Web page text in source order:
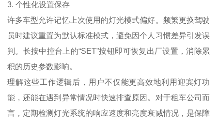
3. 个性化设置保存
许多车型允许记忆上次使用的灯光模式偏好。频繁更换驾驶
员时建议重置为默认标准模式，避免因个人习惯差异引发误
判。长按中控台上的“SET”按钮即可恢复出厂设置，消除累
积的历史参数影响。
理解这些工作逻辑后，用户不仅能更高效地利用迎宾灯功
能，还能在遇到异常情况时快速排查原因。对于租车公司而
言，定期检测灯光系统的响应速度和亮度衰减情况，是保障